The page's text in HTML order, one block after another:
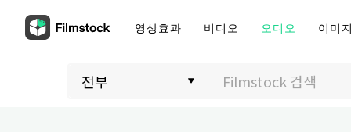
영상효과 비디오 오디오 이미